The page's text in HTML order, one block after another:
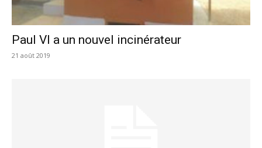
Paul VI a un nouvel incinérateur
21 août 2019